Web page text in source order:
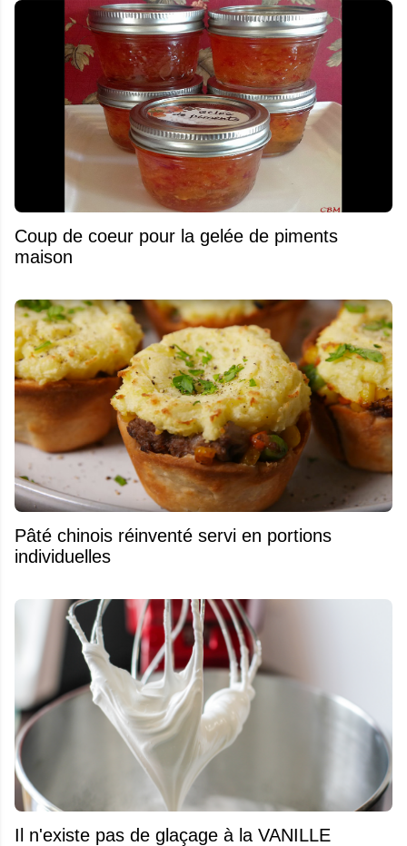
Coup de coeur pour la gelée de piments
maison
Pâté chinois réinventé servi en portions
individuelles
Il n'existe pas de glaçage à la VANILLE